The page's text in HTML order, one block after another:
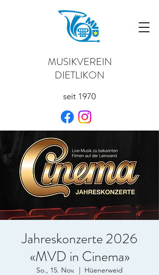
MUSIKVEREIN
DIETLIKON
seit 1970
Jahreskonzerte 2026
«MVD in Cinema»
So., 15. Nov.
  |
Hüenerweid